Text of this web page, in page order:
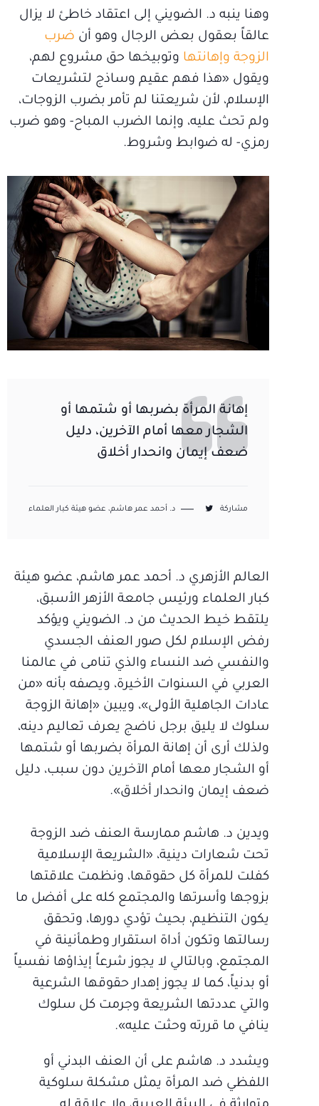
وهنا ينبه د. الضويني إلى اعتقاد خاطئ لا يزال
عالقاً بعقول بعض الرجال وهو أن ضرب
الزوجة وإهانتها وتوبيخها حق مشروع لهم،
ويقول «هذا فهم عقيم وساذج لتشريعات
الإسلام، لأن شريعتنا لم تأمر بضرب الزوجات،
ولم تحث عليه، وإنما الضرب المباح- وهو ضرب
رمزي- له ضوابط وشروط.
إهانة المرأة بضربها أو شتمها أو
الشجار معها أمام الآخرين، دليل
ضعف إيمان وانحدار أخلاق
مشاركة د. أحمد عمر هاشم، عضو هيئة كبار العلماء
العالم الأزهري د. أحمد عمر هاشم، عضو هيئة
كبار العلماء ورئيس جامعة الأزهر الأسبق،
يلتقط خيط الحديث من د. الضويني ويؤكد
رفض الإسلام لكل صور العنف الجسدي
والنفسي ضد النساء والذي تنامى في عالمنا
العربي في السنوات الأخيرة، ويصفه بأنه «من
عادات الجاهلية الأولى»، ويبين «إهانة الزوجة
سلوك لا يليق برجل ناضج يعرف تعاليم دينه،
ولذلك أرى أن إهانة المرأة بضربها أو شتمها
أو الشجار معها أمام الآخرين دون سبب، دليل
ضعف إيمان وانحدار أخلاق».
ويدين د. هاشم ممارسة العنف ضد الزوجة
تحت شعارات دينية، «الشريعة الإسلامية
كفلت للمرأة كل حقوقها، ونظمت علاقتها
بزوجها وأسرتها والمجتمع كله على أفضل ما
يكون التنظيم، بحيث تؤدي دورها، وتحقق
رسالتها وتكون أداة استقرار وطمأنينة في
المجتمع، وبالتالي لا يجوز شرعاً إيذاؤها نفسياً
أو بدنياً، كما لا يجوز إهدار حقوقها الشرعية
والتي عددتها الشريعة وجرمت كل سلوك
ينافي ما قررته وحثت عليه».
ويشدد د. هاشم على أن العنف البدني أو
اللفظي ضد المرأة يمثل مشكلة سلوكية